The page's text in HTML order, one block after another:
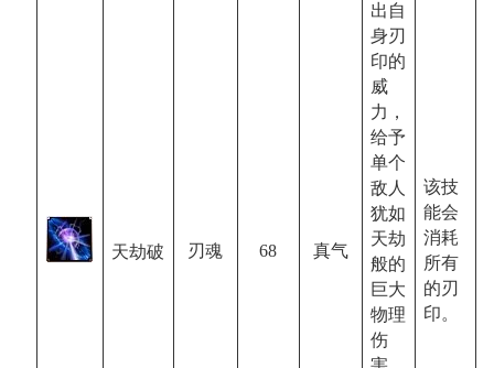
天劫破 刃魂 68 真气
出自
身刃
印的
威
力，
给予
单个
敌人
犹如
天劫
般的
巨大
物理
伤
该技
能会
消耗
所有
的刃
印。